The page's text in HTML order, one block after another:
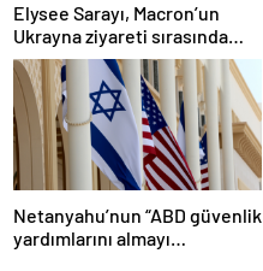
Elysee Sarayı, Macron’un
Ukrayna ziyareti sırasında
trende uyuşturucu kullandığı
iddiasını yalanladı
Netanyahu’nun “ABD güvenlik
yardımlarını almayı